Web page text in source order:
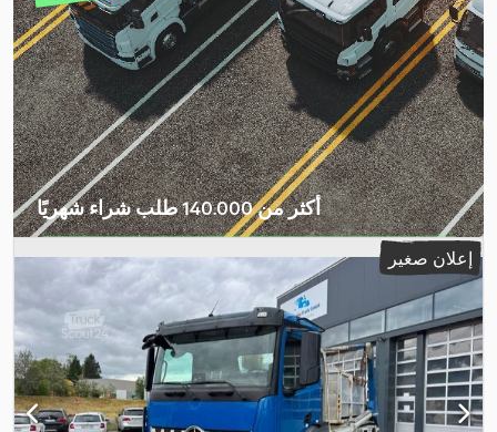
أكثر من 140.000 طلب شراء شهريًا
اختر باقة التاجر إعلان صغير